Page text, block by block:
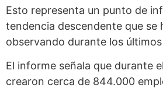
Esto representa un punto de
tendencia descendente que se
observando durante los últimos
El informe señala que durante
crearon cerca de 844.000